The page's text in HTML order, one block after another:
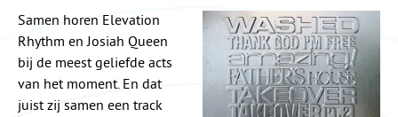
Samen horen Elevation
Rhythm en Josiah Queen
bij de meest geliefde acts
van het moment. En dat
juist zij samen een track